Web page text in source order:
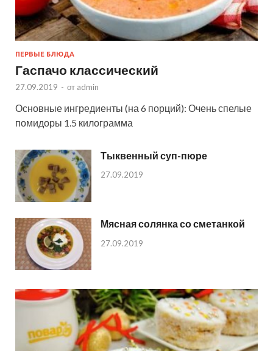
ПЕРВЫЕ БЛЮДА
Гаспачо классический
27.09.2019 - от admin
Основные ингредиенты (на 6 порций): Очень спелые
помидоры 1.5 килограмма
Тыквенный суп-пюре
27.09.2019
Мясная солянка со сметанкой
27.09.2019